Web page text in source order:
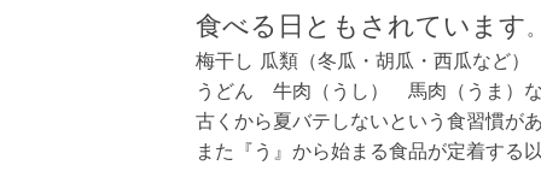
食べる日ともされています
梅干し 瓜類（冬瓜・胡瓜・西瓜など
うどん 牛肉（うし） 馬肉（うま）
古くから夏バテしないという食習慣が
また『う』から始まる食品が定着する